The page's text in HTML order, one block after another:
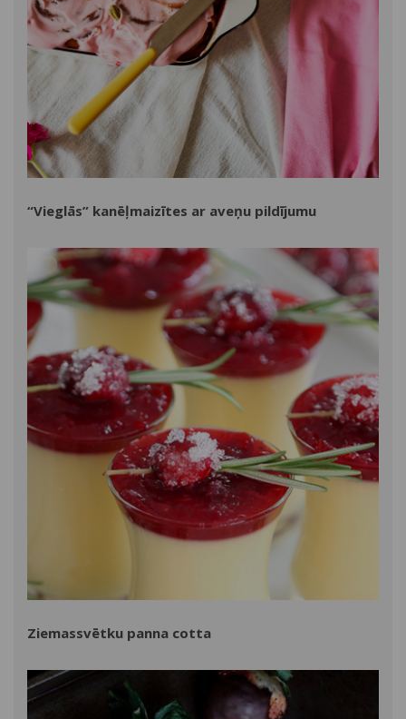
“Vieglās” kanēļmaizītes ar aveņu pildījumu
Ziemassvētku panna cotta